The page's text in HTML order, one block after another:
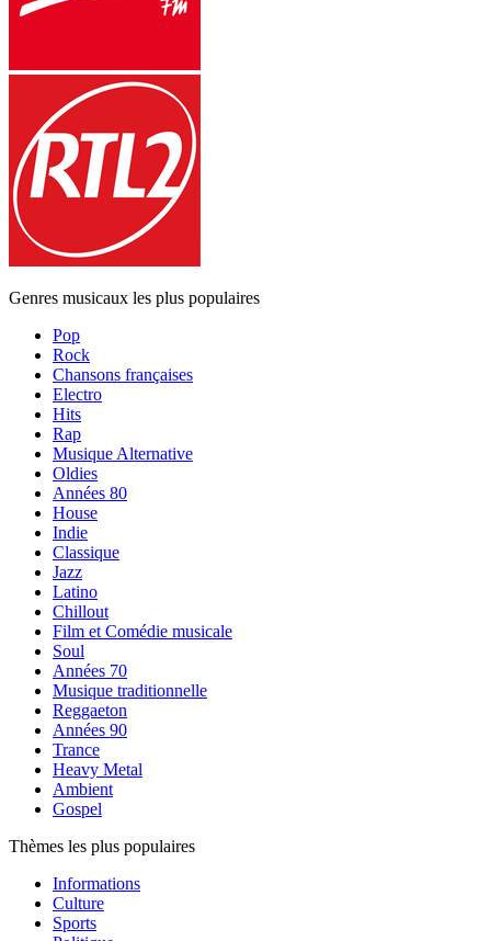
Genres musicaux les plus populaires
Pop
Rock
Chansons françaises
Electro
Hits
Rap
Musique Alternative
Oldies
Années 80
House
Indie
Classique
Jazz
Latino
Chillout
Film et Comédie musicale
Soul
Années 70
Musique traditionnelle
Reggaeton
Années 90
Trance
Heavy Metal
Ambient
Gospel
Thèmes les plus populaires
Informations
Culture
Sports